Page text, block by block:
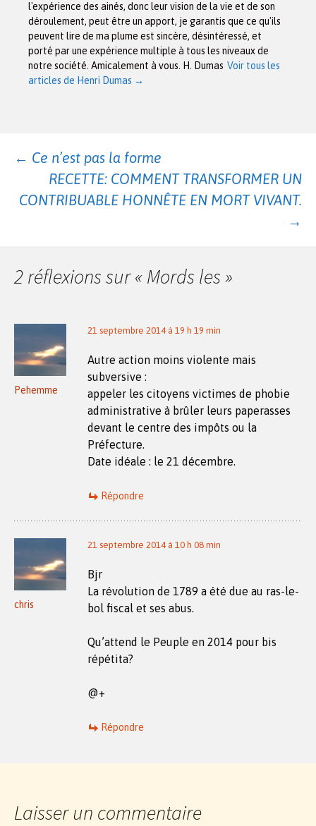
l'expérience des ainés, donc leur vision de la vie et de son
déroulement, peut être un apport, je garantis que ce qu'ils
peuvent lire de ma plume est sincère, désintéressé, et
porté par une expérience multiple à tous les niveaux de
notre société. Amicalement à vous. H. Dumas Voir tous les
articles de Henri Dumas →
Navigation
des
← Ce n’est pas la forme
RECETTE: COMMENT TRANSFORMER UN
CONTRIBUABLE HONNÊTE EN MORT VIVANT.
→
2 réflexions sur « Mords les»
Pehemme
21 septembre 2014 à 19 h 19 min
Autre action moins violente mais
subversive :
appeler les citoyens victimes de phobie
administrative à brûler leurs paperasses
devant le centre des impôts ou la
Préfecture.
Date idéale : le 21 décembre.
Répondre
chris
21 septembre 2014 à 10 h 08 min
Bjr
La révolution de 1789 a été due au ras-le-
bol fiscal et ses abus.
Qu’attend le Peuple en 2014 pour bis
répétita?
@+
Répondre
Laisser un commentaire